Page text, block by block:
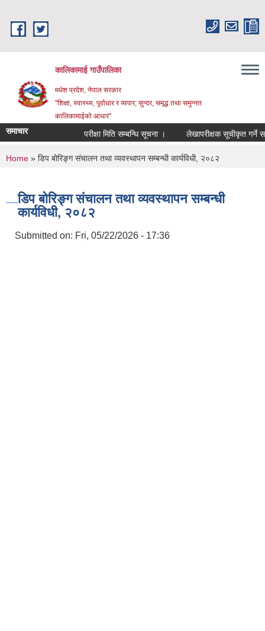
कालिकामाई गाउँपालिका
मधेश प्रदेश, नेपाल सरकार
"शिक्षा, स्वास्थ्य, पूर्वाधार र व्यपार; सुन्दर, समृद्ध तथा समुन्नत
कालिकामाईको आधार"
समाचार परीक्षा मिति सम्बन्धि सूचना । लेखापरीक्षक सूचीकृत गर्ने
You are here
Home » डिप बोरिङ्ग संचालन तथा व्यवस्थापन सम्बन्धी कार्यविधी, २०८२
डिप बोरिङ्ग संचालन तथा व्यवस्थापन सम्बन्धी
कार्यविधी, २०८२
Submitted on: Fri, 05/22/2026 - 17:36